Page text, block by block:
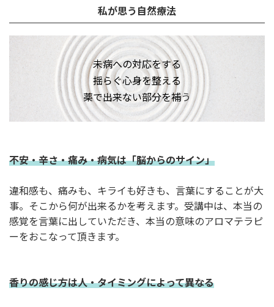
私が思う自然療法
未病への対応をする
揺らぐ心身を整える
薬で出来ない部分を補う
不安・辛さ・痛み・病気は「脳からのサイン」
違和感も、痛みも、キライも好きも、言葉にすることが大
事。そこから何が出来るかを考えます。受講中は、本当の
感覚を言葉に出していただき、本当の意味のアロマテラピ
ーをおこなって頂きます。
香りの感じ方は人・タイミングによって異なる